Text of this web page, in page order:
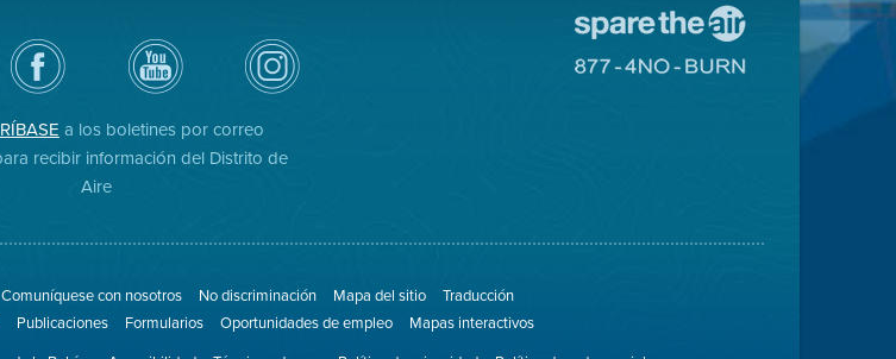
Visite
la
página
de
del
Canal
de
YouTube
del
de
Aire
Air
District
on
Instagram
a los boletines por correo
recibir información del Distrito de
Aire
el
aire)
Comuníquese con nosotros No discriminación Mapa del sitio
Traducción
Publicaciones Formularios Oportunidades de empleo
Mapas interactivos